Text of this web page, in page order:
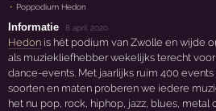
Poppodium Hedon
Informatie ·8 april 2020
Hedon is hét podium van Zwolle en wijde
als muziekliefhebber wekelijks terecht
dance-events. Met jaarlijks ruim 400
soorten en maten proberen we iedere
het nu pop, rock, hiphop, jazz, blues,